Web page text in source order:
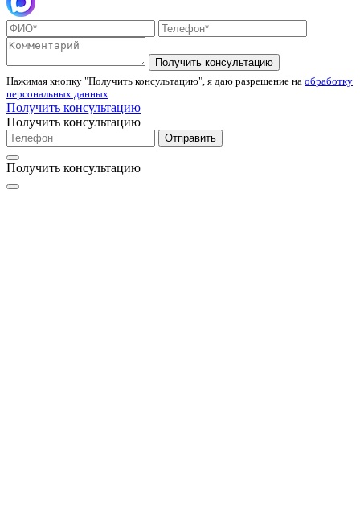
Получить консультацию
Нажимая кнопку "Получить консультацию", я даю разрешение на обработку
персональных данных
Получить консультацию
Получить консультацию
Отправить
Получить консультацию